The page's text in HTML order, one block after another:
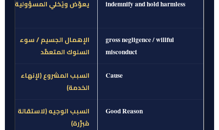
indemnify and hold harmless يعوّض ويُخلي المسؤولية
gross negligence / willful
misconduct
الإهمال الجسيم / سوء
السلوك المتعمَّد
Cause
السبب المشروع (لإنهاء
الخدمة)
Good Reason
السبب الوجيه (لاستقالة
مُبرَّرة)